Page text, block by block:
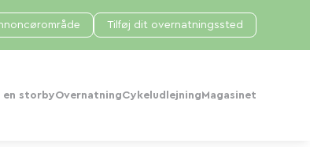
en storbyOvernatningCykeludlejning Magasinet
Tilføj dit overnatningssted